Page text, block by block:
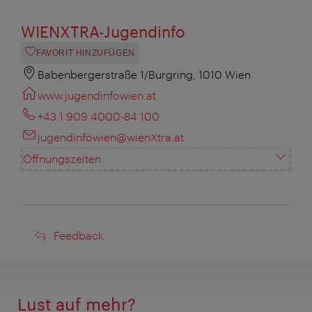
WIENXTRA-Jugendinfo
FAVORIT HINZUFÜGEN
Babenbergerstraße 1/Burgring, 1010 Wien
www.jugendinfowien.at
+43 1 909 4000-84 100
jugendinfowien@wienXtra.at
Öffnungszeiten
Feedback
Feedback
Lust auf mehr?